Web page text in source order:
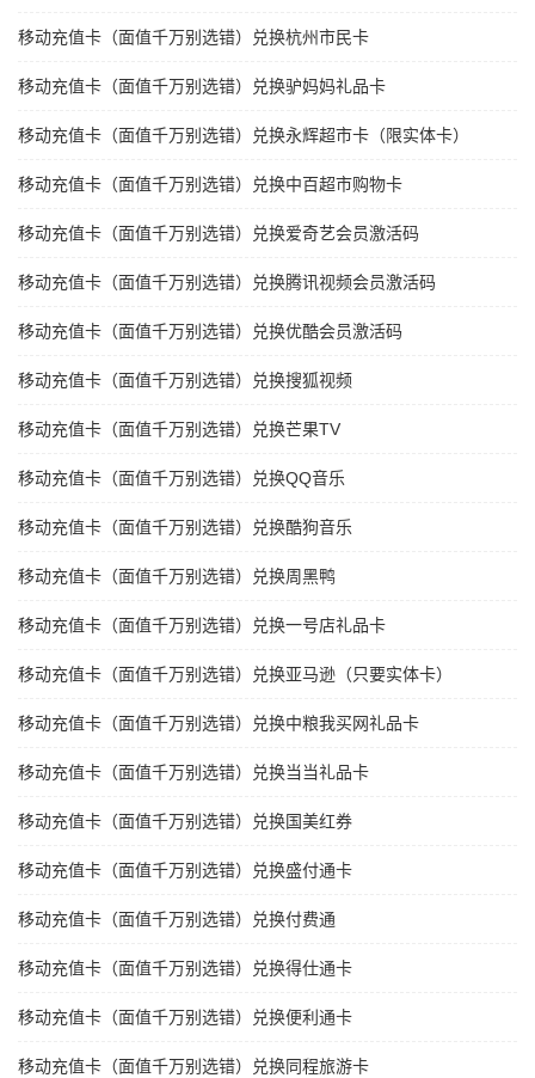
移动充值卡（面值千万别选错）兑换杭州市民卡
移动充值卡（面值千万别选错）兑换驴妈妈礼品卡
移动充值卡（面值千万别选错）兑换永辉超市卡（限实体卡）
移动充值卡（面值千万别选错）兑换中百超市购物卡
移动充值卡（面值千万别选错）兑换爱奇艺会员激活码
移动充值卡（面值千万别选错）兑换腾讯视频会员激活码
移动充值卡（面值千万别选错）兑换优酷会员激活码
移动充值卡（面值千万别选错）兑换搜狐视频
移动充值卡（面值千万别选错）兑换芒果TV
移动充值卡（面值千万别选错）兑换QQ音乐
移动充值卡（面值千万别选错）兑换酷狗音乐
移动充值卡（面值千万别选错）兑换周黑鸭
移动充值卡（面值千万别选错）兑换一号店礼品卡
移动充值卡（面值千万别选错）兑换亚马逊（只要实体卡）
移动充值卡（面值千万别选错）兑换中粮我买网礼品卡
移动充值卡（面值千万别选错）兑换当当礼品卡
移动充值卡（面值千万别选错）兑换国美红券
移动充值卡（面值千万别选错）兑换盛付通卡
移动充值卡（面值千万别选错）兑换付费通
移动充值卡（面值千万别选错）兑换得仕通卡
移动充值卡（面值千万别选错）兑换便利通卡
移动充值卡（面值千万别选错）兑换同程旅游卡